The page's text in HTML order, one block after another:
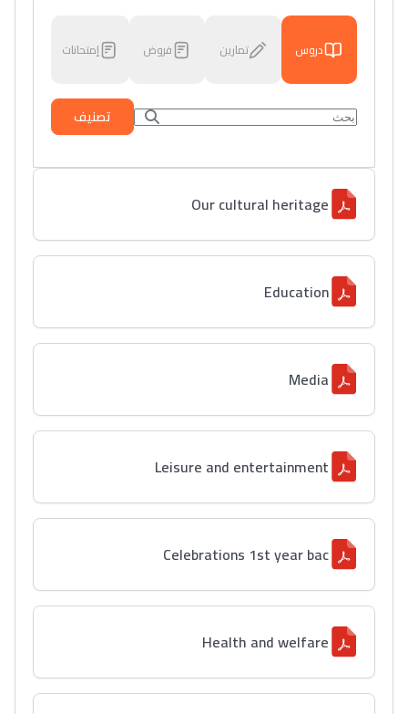
دروس تمارين فروض إمتحانات
تصنيف
Our cultural heritage
Education
Media
Leisure and entertainment
Celebrations 1st year bac
Health and welfare